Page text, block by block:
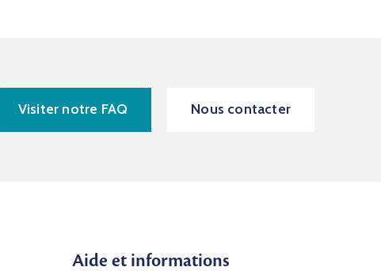
Visiter notre FAQ Nous contacter
Aide et informations